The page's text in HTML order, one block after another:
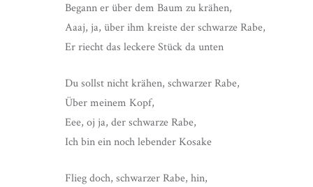
Begann er über dem Baum zu krähen,
Aaaj, ja, über ihm kreiste der schwarze Rabe,
Er riecht das leckere Stück da unten
Du sollst nicht krähen, schwarzer Rabe,
Über meinem Kopf,
Eee, oj ja, der schwarze Rabe,
Ich bin ein noch lebender Kosake
Flieg doch, schwarzer Rabe, hin,